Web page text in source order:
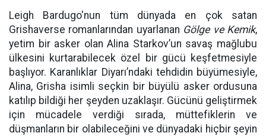
Leigh Bardugo'nun tüm dünyada en çok satan
Grishaverse romanlarından uyarlanan Gölge ve Kemik,
yetim bir asker olan Alina Starkov’un savaş mağlubu
ülkesini kurtarabilecek özel bir gücü keşfetmesiyle
başlıyor. Karanlıklar Diyarı’ndaki tehdidin büyümesiyle,
Alina, Grisha isimli seçkin bir büyülü asker ordusuna
katılıp bildiği her şeyden uzaklaşır. Gücünü geliştirmek
için mücadele verdiği sırada, müttefiklerin ve
düşmanların bir olabileceğini ve dünyadaki hiçbir şeyin